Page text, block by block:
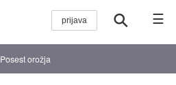
☰
Posest orožja